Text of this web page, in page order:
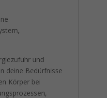
und
deine Bedürfnisse
Körper bei